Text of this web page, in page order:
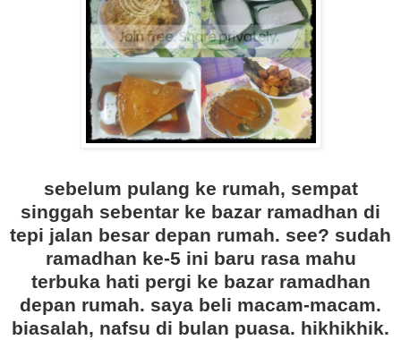
sebelum pulang ke rumah, sempat
singgah sebentar ke bazar ramadhan di
tepi jalan besar depan rumah. see? sudah
ramadhan ke-5 ini baru rasa mahu
terbuka hati pergi ke bazar ramadhan
depan rumah. saya beli macam-macam.
biasalah, nafsu di bulan puasa. hikhikhik.